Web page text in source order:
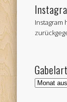
Instagram
Gabelartist